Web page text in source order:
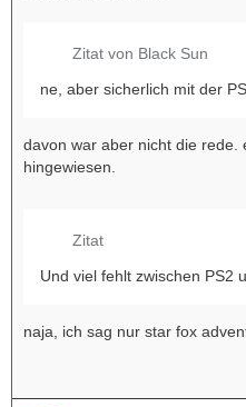
Zitat von Black Sun
ne, aber sicherlich mit der
davon war aber nicht die rede.
hingewiesen.
Zitat
Und viel fehlt zwischen PS2
naja, ich sag nur star fox